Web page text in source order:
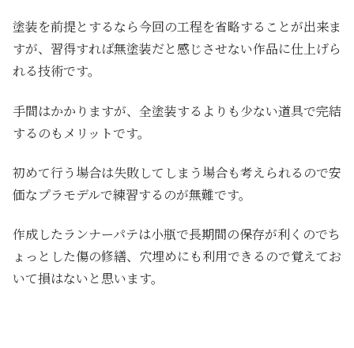
塗装を前提とするなら今回の工程を省略することが出来ま
すが、習得すれば無塗装だと感じさせない作品に仕上げら
れる技術です。
手間はかかりますが、全塗装するよりも少ない道具で完結
するのもメリットです。
初めて行う場合は失敗してしまう場合も考えられるので安
価なプラモデルで練習するのが無難です。
作成したランナーパテは小瓶で長期間の保存が利くのでち
ょっとした傷の修繕、穴埋めにも利用できるので覚えてお
いて損はないと思います。